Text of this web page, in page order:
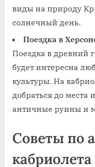
виды на природу
солнечный день.
Поездка в
Поездка в древний
будет интересна
культуры. На
добраться до места
античные руины и
Советы по
кабриолета